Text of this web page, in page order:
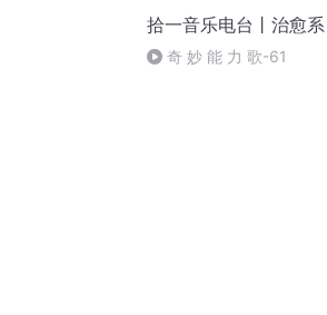
拾一音乐电台丨治愈系
奇 妙 能 力 歌-61